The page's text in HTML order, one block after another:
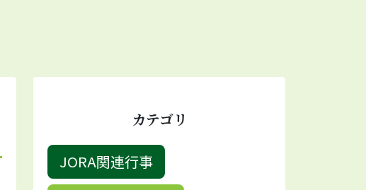
カテゴリ
JORA関連行事